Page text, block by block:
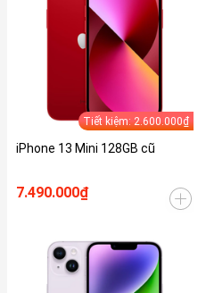
Tiết kiệm: 2.600.000₫
iPhone 13 Mini 128GB cũ
7.490.000₫